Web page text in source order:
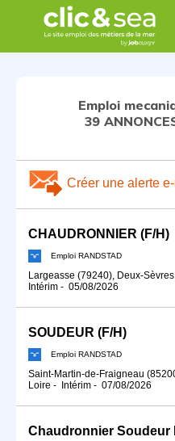
Emploi
39
Créer une alerte e-
CHAUDRONNIER (F/H)
Emploi RANDSTAD
Largeasse (79240), Deux-
Intérim - 05/08/2026
SOUDEUR (F/H)
Emploi RANDSTAD
Saint-Martin-de-Fraigneau
Loire - Intérim - 07/08/2026
Chaudronnier Soudeur